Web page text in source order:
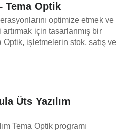
Tema Optik
optimize etmek ve
için tasarlanmış bir
Optik, işletmelerin stok, satış ve
Üts Yazılım
Tema Optik programı